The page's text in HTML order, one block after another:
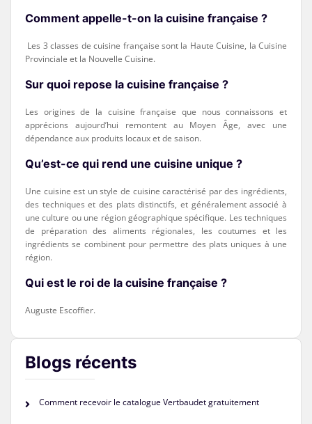
Comment appelle-t-on la cuisine française ?
Les 3 classes de cuisine française sont la Haute Cuisine, la Cuisine
Provinciale et la Nouvelle Cuisine.
Sur quoi repose la cuisine française ?
Les origines de la cuisine française que nous connaissons et
apprécions aujourd’hui remontent au Moyen Âge, avec une
dépendance aux produits locaux et de saison.
Qu’est-ce qui rend une cuisine unique ?
Une cuisine est un style de cuisine caractérisé par des ingrédients,
des techniques et des plats distinctifs, et généralement associé à
une culture ou une région géographique spécifique. Les techniques
de préparation des aliments régionales, les coutumes et les
ingrédients se combinent pour permettre des plats uniques à une
région.
Qui est le roi de la cuisine française ?
Auguste Escoffier.
Blogs récents
Comment recevoir le catalogue Vertbaudet gratuitement